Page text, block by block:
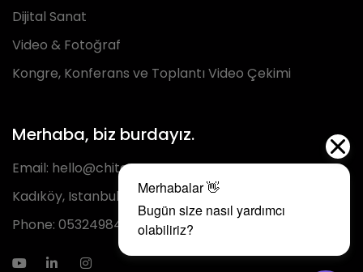
Dijital Sanat
Video & Fotoğraf
Kongre, Konferans ve Toplantı Video Çekimi
Merhaba, biz burdayız.
Email: hello@chita.com.tr
Kadıköy, Istanbul
Phone: 05324984293